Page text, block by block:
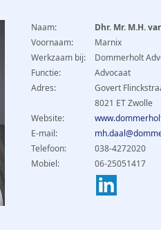
Naam:
Dhr. Mr. M.H.
Voornaam:
Marnix
Werkzaam bij:
Dommerholt
Functie:
Advocaat
Adres:
Govert
8021 ET Zwolle
Website:
E-mail:
Telefoon:
038-4272020
Mobiel:
06-25051417